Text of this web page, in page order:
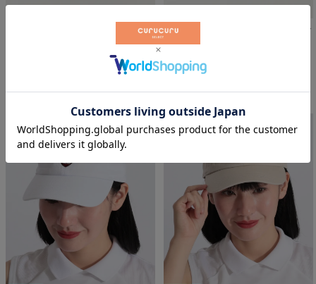
【YALE_UNIVERSITY】サークル
【YALE_UNIVERSITY】サークル
プリントバケットハット
カレッジゴルフ